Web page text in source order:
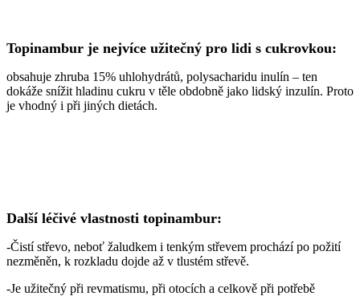
Topinambur je nejvíce užitečný pro lidi s cukrovkou:
obsahuje zhruba 15% uhlohydrátů, polysacharidu inulín – ten
dokáže snížit hladinu cukru v těle obdobně jako lidský inzulín. Proto
je vhodný i při jiných dietách.
Další léčivé vlastnosti topinambur:
-Čistí střevo, neboť žaludkem i tenkým střevem prochází po požití
nezměněn, k rozkladu dojde až v tlustém střevě.
-Je užitečný při revmatismu, při otocích a celkově při potřebě